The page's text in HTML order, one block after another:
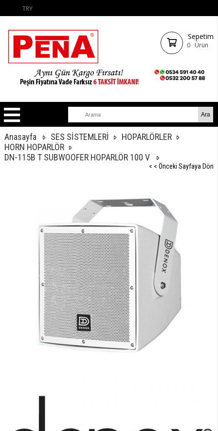
TRY
Sepetim
0 Ürün
Anasayfa SES SİSTEMLERİ
HOPARLÖRLER
HORN HOPARLÖR
DN-115B T SUBWOOFER HOPARLÖR 100 V
< < Önceki Sayfaya Dön